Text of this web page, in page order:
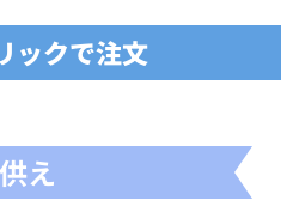
ックで注文
え